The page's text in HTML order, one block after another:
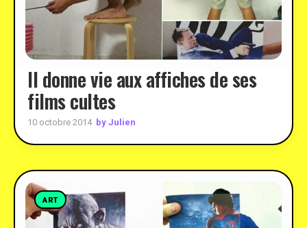
Il donne vie aux affiches de ses
films cultes
10 octobre 2014 by Julien
ART